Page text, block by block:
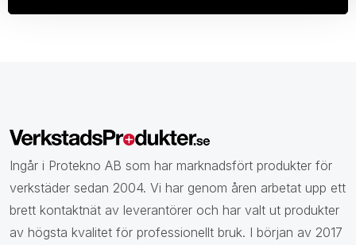
Ingår i Protekno AB som har marknadsfört produkter för
verkstäder sedan 2004. Vi har genom åren arbetat upp ett
brett kontaktnät av leverantörer och har valt ut produkter
av högsta kvalitet för professionellt bruk. I början av 2017